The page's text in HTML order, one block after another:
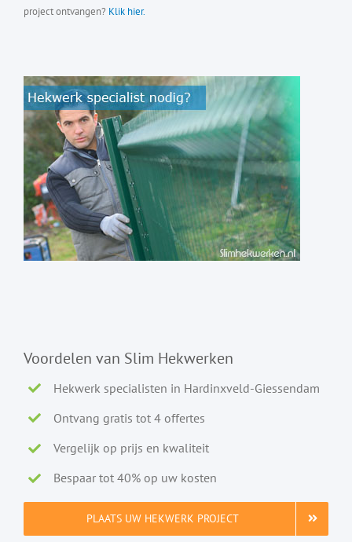
project ontvangen? Klik hier.
Voordelen van Slim Hekwerken
Hekwerk specialisten in Hardinxveld-Giessendam
Ontvang gratis tot 4 offertes
Vergelijk op prijs en kwaliteit
Bespaar tot 40% op uw kosten
PLAATS UW HEKWERK PROJECT